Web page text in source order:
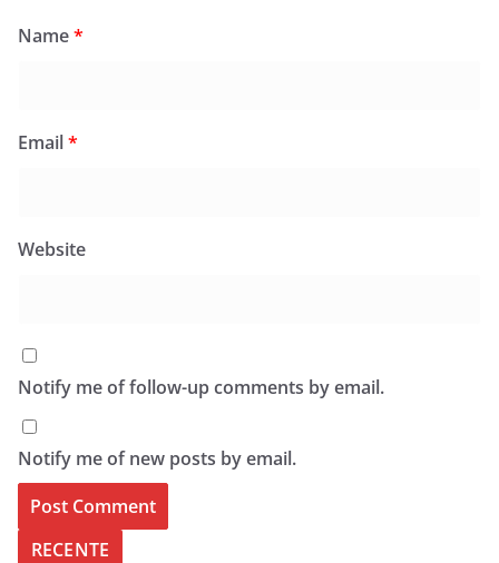
Name*
Email*
Website
Notify me of follow-up comments by email.
Notify me of new posts by email.
RECENTE